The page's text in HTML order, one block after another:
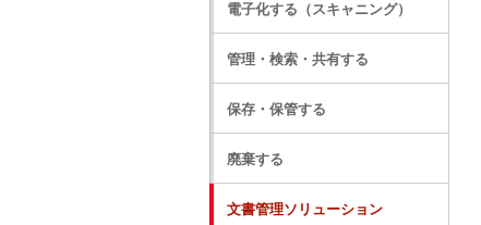
電子化する（スキャニング）
管理・検索・共有する
保存・保管する
廃棄する
文書管理ソリューション